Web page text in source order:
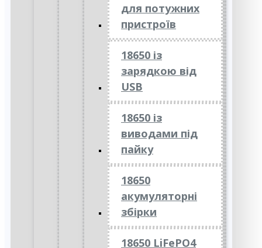
для потужних
пристроїв
18650 із
зарядкою від
USB
18650 із
виводами під
пайку
18650
акумуляторні
збірки
18650 LiFePO4